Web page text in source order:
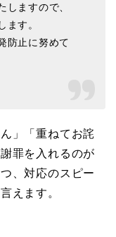
しますので、
ます。
防止に努めて
」「重ねてお詫
罪を入れるのが
、対応のスピー
えます。